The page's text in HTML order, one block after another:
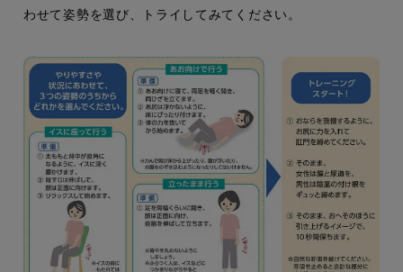
わせて姿勢を選び、トライしてみてください。